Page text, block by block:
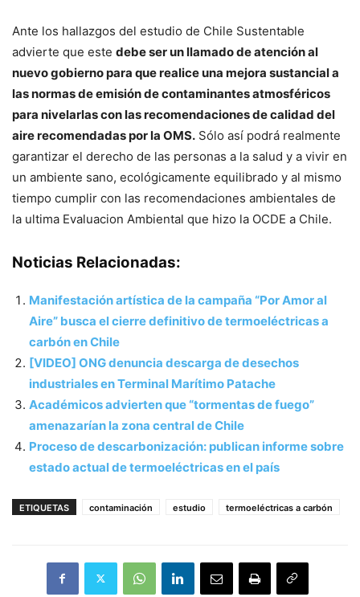
Ante los hallazgos del estudio de Chile Sustentable
advierte que este debe ser un llamado de atención al
nuevo gobierno para que realice una mejora sustancial a
las normas de emisión de contaminantes atmosféricos
para nivelarlas con las recomendaciones de calidad del
aire recomendadas por la OMS. Sólo así podrá realmente
garantizar el derecho de las personas a la salud y a vivir en
un ambiente sano, ecológicamente equilibrado y al mismo
tiempo cumplir con las recomendaciones ambientales de
la ultima Evaluacion Ambiental que hizo la OCDE a Chile.
Noticias Relacionadas:
Manifestación artística de la campaña “Por Amor al
Aire” busca el cierre definitivo de termoeléctricas a
carbón en Chile
[VIDEO] ONG denuncia descarga de desechos
industriales en Terminal Marítimo Patache
Académicos advierten que “tormentas de fuego”
amenazarían la zona central de Chile
Proceso de descarbonización: publican informe sobre
estado actual de termoeléctricas en el país
ETIQUETAS contaminación estudio termoeléctricas a carbón